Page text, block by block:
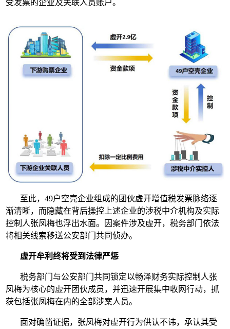
受发票的企业及关联人员账户。
至此，49户空壳企业组成的团伙虚开增值税发票脉络逐
渐清晰，而隐藏在背后操控上述企业的涉税中介机构及实际
控制人张凤梅也浮出水面。因案件涉及虚开，税务部门依法
将相关线索移送公安部门共同侦办。
虚开牟利终将受到法律严惩
税务部门与公安部门共同锁定以畅泽财务实际控制人张
凤梅为核心的虚开团伙成员，并迅速开展集中收网行动，抓
获包括张凤梅在内的全部涉案人员。
面对确凿证据，张凤梅对虚开行为供认不讳，承认其受